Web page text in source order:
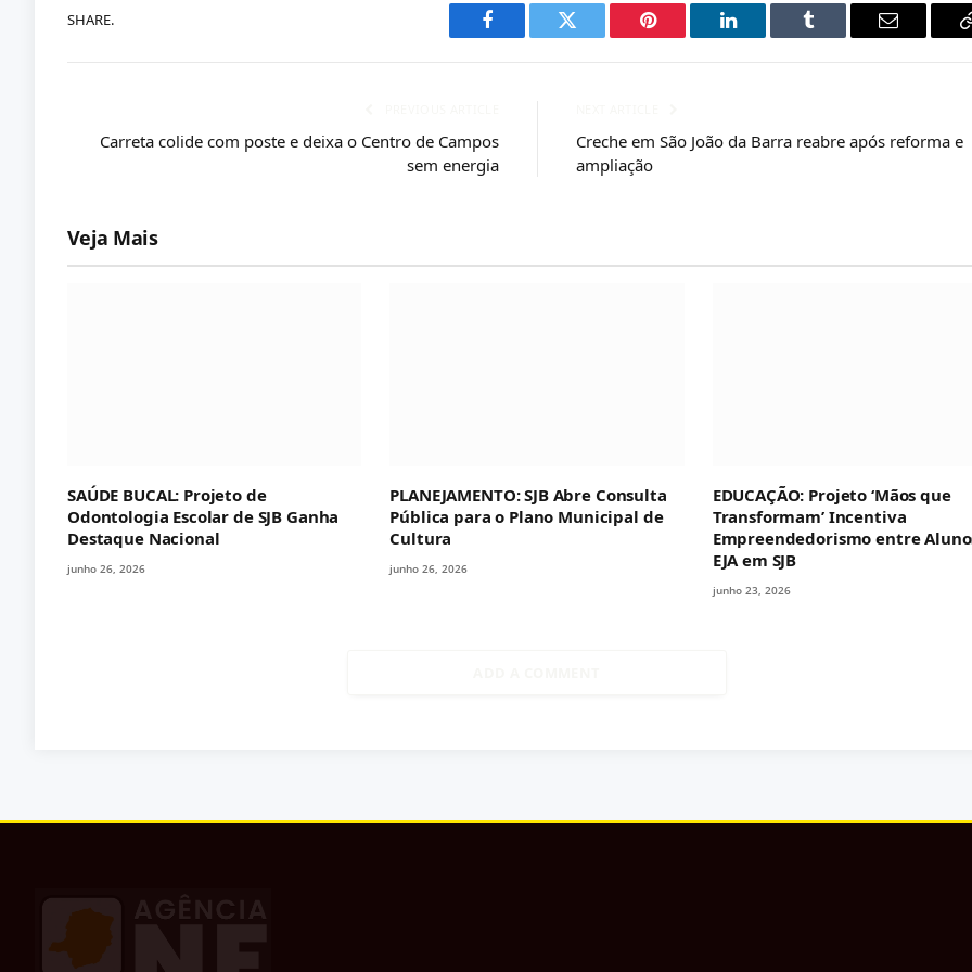
SHARE.
Facebook Twitter Pinterest LinkedIn Tumblr Email
Carreta colide com poste e deixa o Centro de Campos
sem energia
Creche em São João da Barra reabre após reforma e
ampliação
Veja Mais
SAÚDE BUCAL: Projeto de
Odontologia Escolar de SJB Ganha
Destaque Nacional
junho 26, 2026
PLANEJAMENTO: SJB Abre Consulta
Pública para o Plano Municipal de
Cultura
junho 26, 2026
EDUCAÇÃO: Projeto ‘Mãos que
Transformam’ Incentiva
Empreendedorismo entre
EJA em SJB
junho 23, 2026